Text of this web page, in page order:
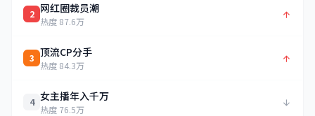
2 网红圈裁员潮
热度 87.6万
3 顶流CP分手
热度 84.3万
4 女主播年入千万
热度 76.5万